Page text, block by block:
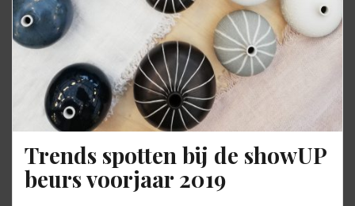
Trends spotten bij de showUP
beurs voorjaar 2019